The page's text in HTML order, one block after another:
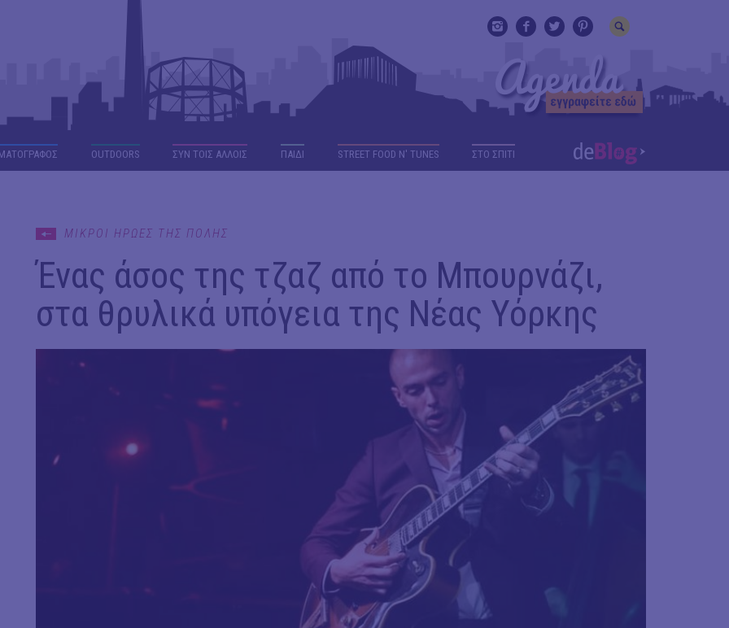
OUTDΟORS ΣΥΝ ΤΟΙΣ ΑΛΛΟΙΣ ΠΑΙΔΙ STREET FOOD N' TUNES ΣΤΟ ΣΠΙΤΙ
ΜΙΚΡΟΙ ΗΡΩΕΣ ΤΗΣ ΠΟΛΗΣ
Ένας άσος της τζαζ από το Μπουρνάζι,
στα θρυλικά υπόγεια της Νέας Υόρκης